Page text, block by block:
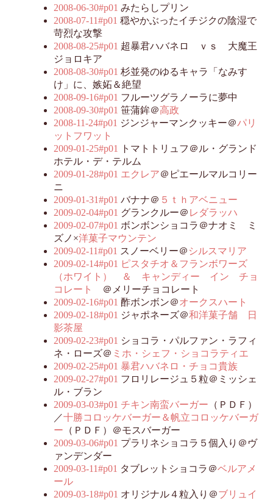
2008-06-30#p01 みたらしプリン
2008-07-11#p01 穏やかぶったイチジクの陰湿で
苛烈な攻撃
2008-08-25#p01 超暴君ハバネロ ｖｓ 大魔王
ジョロキア
2008-08-30#p01 杉並発のゆるキャラ「なみす
け」に、嫉妬＆絶望
2008-09-16#p01 フルーツグラノーラに夢中
2008-09-30#p01 笹蒲鉾＠高政
2008-11-24#p01 ジンジャーマンクッキー＠パリ
ットフワット
2009-01-25#p01
トマトトリュフ＠ル・グランド
ホテル・デ・テルム
2009-01-28#p01 エクレア＠ピエールマルコリー
ニ
2009-01-31#p01 バナナ＠ ５ｔｈアベニュー
2009-02-04#p01 グランクルー＠ レダラッハ
2009-02-07#p01 ボンボンショコラ＠ナオミ ミ
ズノ×洋菓子マウンテン
2009-02-11#p01 スノーベリー＠ シルスマリア
2009-02-14#p01 ピスタチオ＆フランボワーズ
（ホワイト） ＆ キャンディー イン チョ
コレート
＠メリーチョコレート
2009-02-16#p01 酢ボンボン＠オークスハート
2009-02-18#p01 ジャポネーズ＠和洋菓子舗 日
影茶屋
2009-02-23#p01 ショコラ・パルファン・ラフィ
ネ・ローズ＠ ミホ・シェフ・ショコラティエ
2009-02-25#p01 暴君ハバネロ・チョコ貴族
2009-02-27#p01 フロリレージュ５粒＠ミッシェ
ル・ブラン
2009-03-03#p01 チキン南蛮バーガー （ＰＤＦ）
／十勝コロッケバーガー＆帆立コロッケバーガ
ー （ＰＤＦ）＠モスバーガー
2009-03-06#p01 プラリネショコラ５個入り＠ヴ
ァンデンダー
2009-03-11#p01 タブレットショコラ＠ベルアメ
ール
2009-03-18#p01 オリジナル４粒入り＠ブリュイ